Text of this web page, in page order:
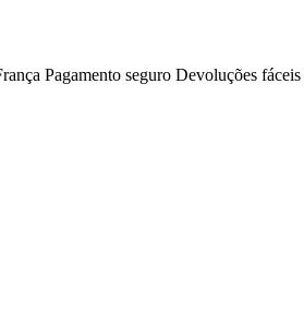
Pagamento seguro Devoluções fáceis